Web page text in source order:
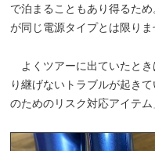
で泊まることもあり得るた
が同じ電源タイプとは限りま
よくツアーに出ていたと
り継げないトラブルが起き
のためのリスク対応アイテム